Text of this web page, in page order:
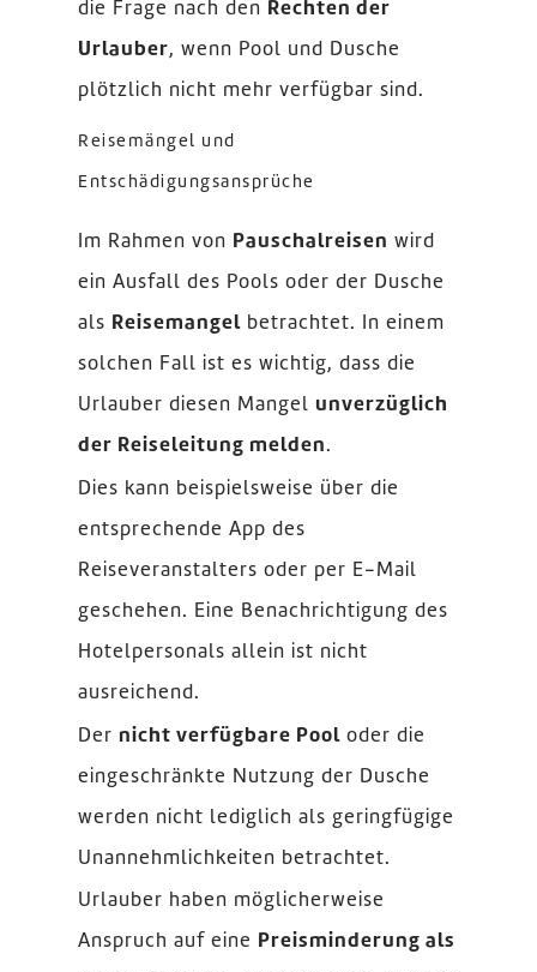
die Frage nach den Rechten der
Urlauber, wenn Pool und Dusche
plötzlich nicht mehr verfügbar sind.
Reisemängel und
Entschädigungsansprüche
Im Rahmen von Pauschalreisen wird
ein Ausfall des Pools oder der Dusche
als Reisemangel betrachtet. In einem
solchen Fall ist es wichtig, dass die
Urlauber diesen Mangel unverzüglich
der Reiseleitung melden.
Dies kann beispielsweise über die
entsprechende App des
Reiseveranstalters oder per E-Mail
geschehen. Eine Benachrichtigung des
Hotelpersonals allein ist nicht
ausreichend.
Der nicht verfügbare Pool oder die
eingeschränkte Nutzung der Dusche
werden nicht lediglich als geringfügige
Unannehmlichkeiten betrachtet.
Urlauber haben möglicherweise
Anspruch auf eine Preisminderung als